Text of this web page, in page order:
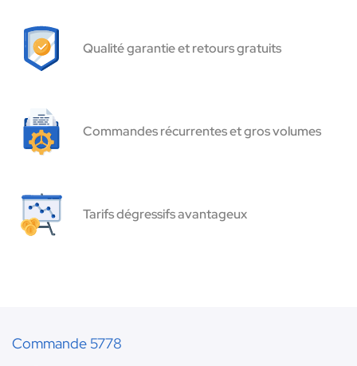
Qualité garantie et retours gratuits
Commandes récurrentes et gros volumes
Tarifs dégressifs avantageux
Commande 5778